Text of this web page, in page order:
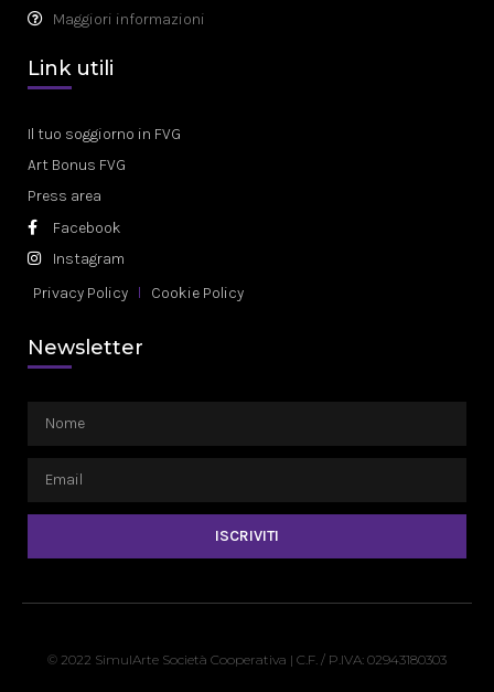
Maggiori informazioni
Link utili
Il tuo soggiorno in FVG
Art Bonus FVG
Press area
Facebook
Instagram
Privacy Policy
Cookie Policy
Newsletter
ISCRIVITI
© 2022 SimulArte Società Cooperativa | C.F. / P.IVA: 02943180303